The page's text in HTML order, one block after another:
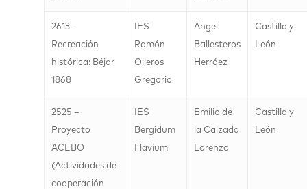
2613 –
Recreación
histórica: Béjar
1868
IES
Ramón
Olleros
Gregorio
Ángel
Ballesteros
Herráez
Castilla y
León
2525 –
Proyecto
ACEBO
(Actividades de
cooperación
IES
Bergidum
Flavium
Emilio de
la Calzada
Lorenzo
Castilla y
León